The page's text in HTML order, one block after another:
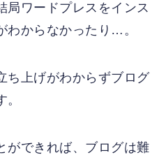
局ワードプレスをインス
わからなかったり…。
ち上げがわからずブログ
ができれば、ブログは難